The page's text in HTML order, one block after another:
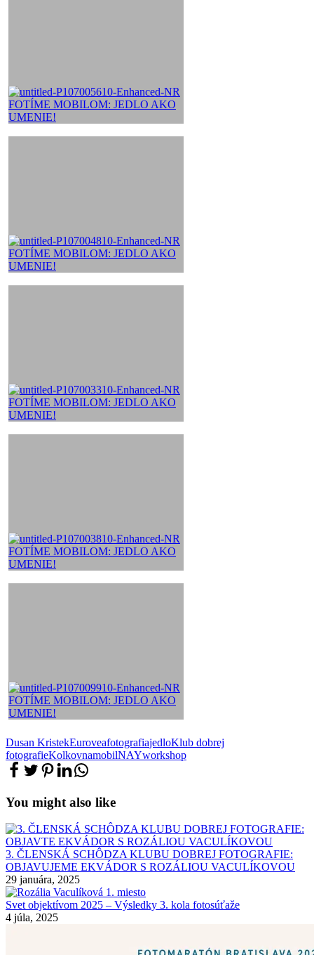
Dusan KristekEuroveafotografiajedloKlub dobrej
fotografieKolkovnamobilNAYworkshop
You might also like
3. ČLENSKÁ SCHÔDZA KLUBU DOBREJ FOTOGRAFIE:
OBJAVUJEME EKVÁDOR S ROZÁLIOU VACULÍKOVOU
29 januára, 2025
Svet objektívom 2025 – Výsledky 3. kola fotosúťaže
4 júla, 2025